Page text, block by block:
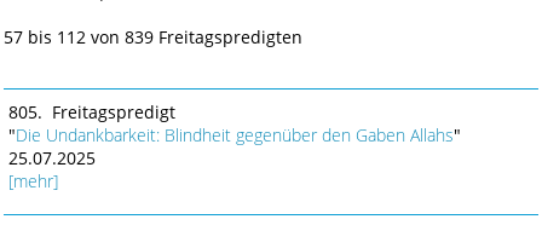
57 bis 112 von 839 Freitagspredigten
805. Freitagspredigt
"Die Undankbarkeit: Blindheit gegenüber den Gaben Allahs"
25.07.2025
[mehr]